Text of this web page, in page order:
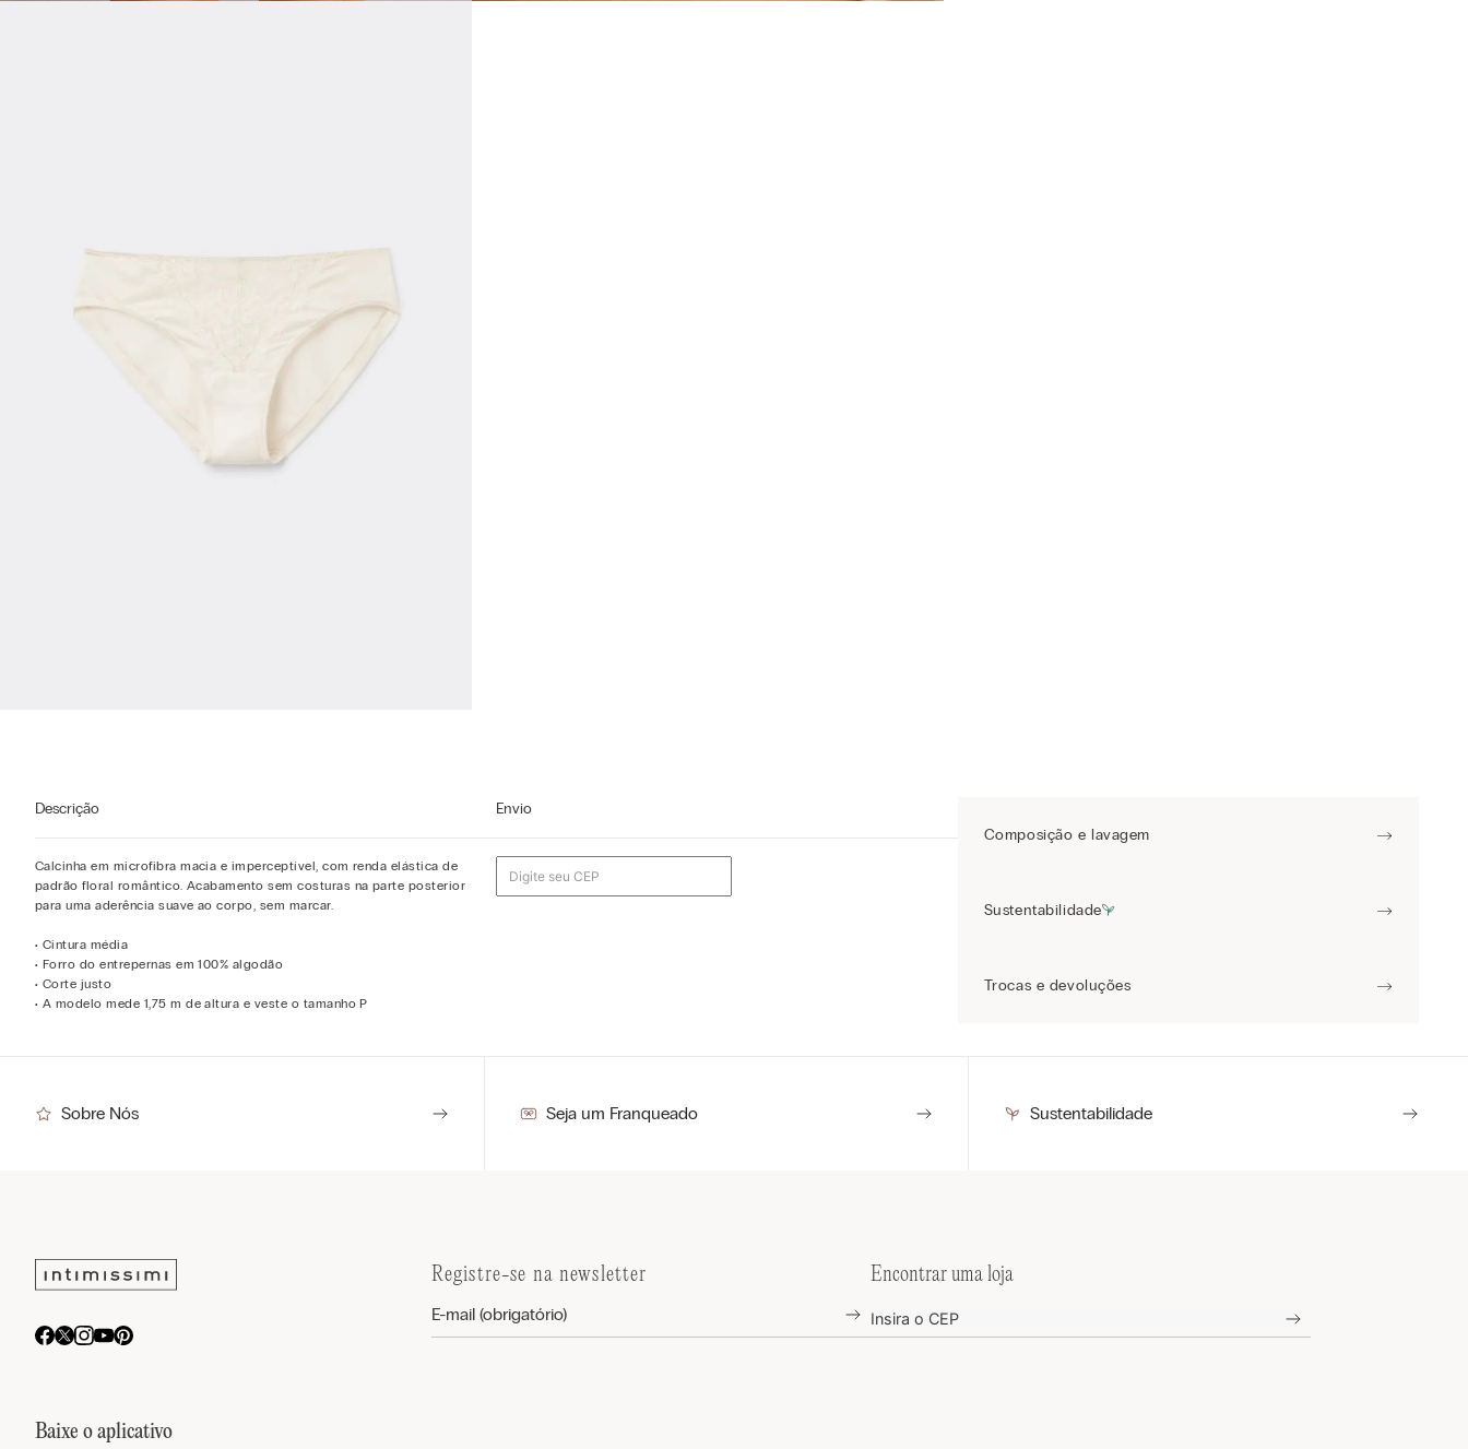
Descrição
Calcinha em microfibra macia e imperceptível, com renda elástica de
padrão floral romântico. Acabamento sem costuras na parte posterior
para uma aderência suave ao corpo, sem marcar.
• Cintura média
• Forro do entrepernas em 100% algodão
• Corte justo
• A modelo mede 1,75 m de altura e veste o tamanho P
Envio
Composição e lavagem
Sustentabilidade
Trocas e devoluções
Sobre Nós Seja um Franqueado Sustentabilidade
Baixe o aplicativo
Registre-se na newsletter Encontrar uma loja